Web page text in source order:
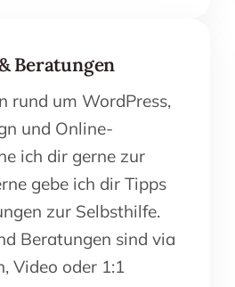
Beratungen
rund um WordPress,
und Online-
ich dir gerne zur
gebe ich dir Tipps
zur Selbsthilfe.
Beratungen sind via
Video oder 1:1